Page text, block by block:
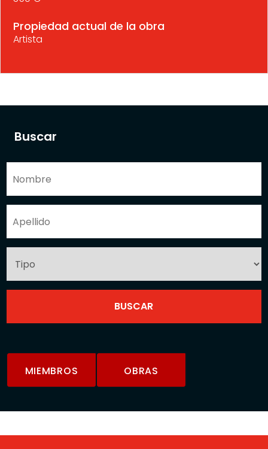
Buscar
MIEMBROS OBRAS
Propiedad actual de la obra
Artista